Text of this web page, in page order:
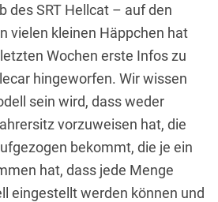
des SRT Hellcat – auf den
vielen kleinen Häppchen hat
Wochen erste Infos zu
hingeworfen. Wir wissen
sein wird, dass weder
vorzuweisen hat, die
bekommt, die je ein
hat, dass jede Menge
eingestellt werden können und